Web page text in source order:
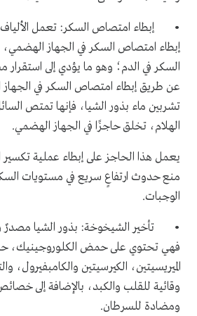
• إبطاء امتصاص السكر: تعمل الألياف
إبطاء امتصاص السكر في الجهاز الهضمي،
السكر في الدم؛ وهو ما يؤدي إلى استقرار
عن طريق إبطاء امتصاص السكر في
تشربين ماء بذور الشيا، فإنها تمتص
الهلام، تخلق حاجزًا في الجهاز الهضمي.
يعمل هذا الحاجز على إبطاء عملية تكسير
منع حدوث ارتفاعٍ سريع في مستويات
الوجبات.
• تأخير الشيخوخة: بذور الشيا مصدرٌ
فهي تحتوي على حمض الكلوروجينيك،
الميريسيتين، الكيرسيتين والكامبفيرول،
وقائية للقلب والكبد، بالإضافة إلى
ومضادة للسرطان.